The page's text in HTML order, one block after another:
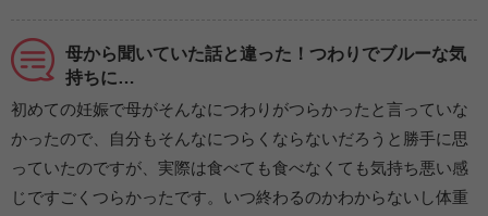
母から聞いていた話と違った！つわりでブルーな気
持ちに…
初めての妊娠で母がそんなにつわりがつらかったと言っていな
かったので、自分もそんなにつらくならないだろうと勝手に思
っていたのですが、実際は食べても食べなくても気持ち悪い感
じですごくつらかったです。いつ終わるのかわからないし体重